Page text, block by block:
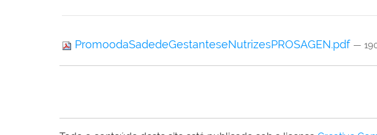
PromoodaSadedeGestanteseNutrizesPROSAGEN.pdf —